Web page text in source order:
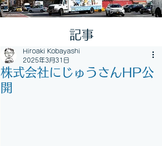
記事
株式会社にじゅうさんHP公
開
Hiroaki Kobayashi
2025年3月31日